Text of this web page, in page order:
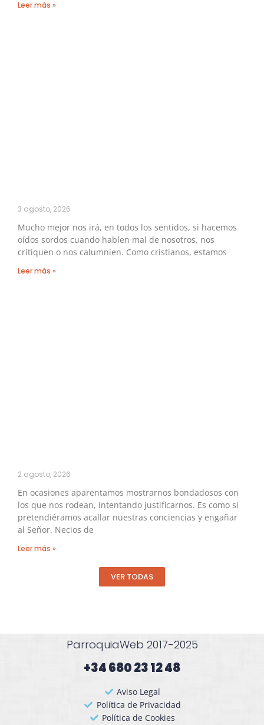
Leer más »
3 agosto, 2026
Mucho mejor nos irá, en todos los sentidos, si hacemos
oídos sordos cuando hablen mal de nosotros, nos
critiquen o nos calumnien. Como cristianos, estamos
Leer más »
2 agosto, 2026
En ocasiones aparentamos mostrarnos bondadosos con
los que nos rodean, intentando justificarnos. Es como si
pretendiéramos acallar nuestras conciencias y engañar
al Señor. Necios de
Leer más »
VER TODAS
ParroquiaWeb 2017-2025
+34 680 23 12 48​
Aviso Legal
Política de Privacidad
Política de Cookies